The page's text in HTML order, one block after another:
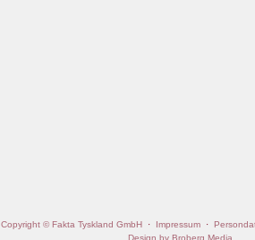
Copyright © Fakta Tyskland GmbH· Impressum·
Design by Broberg Media